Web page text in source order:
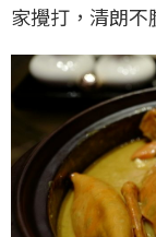
家攪打，清朗不